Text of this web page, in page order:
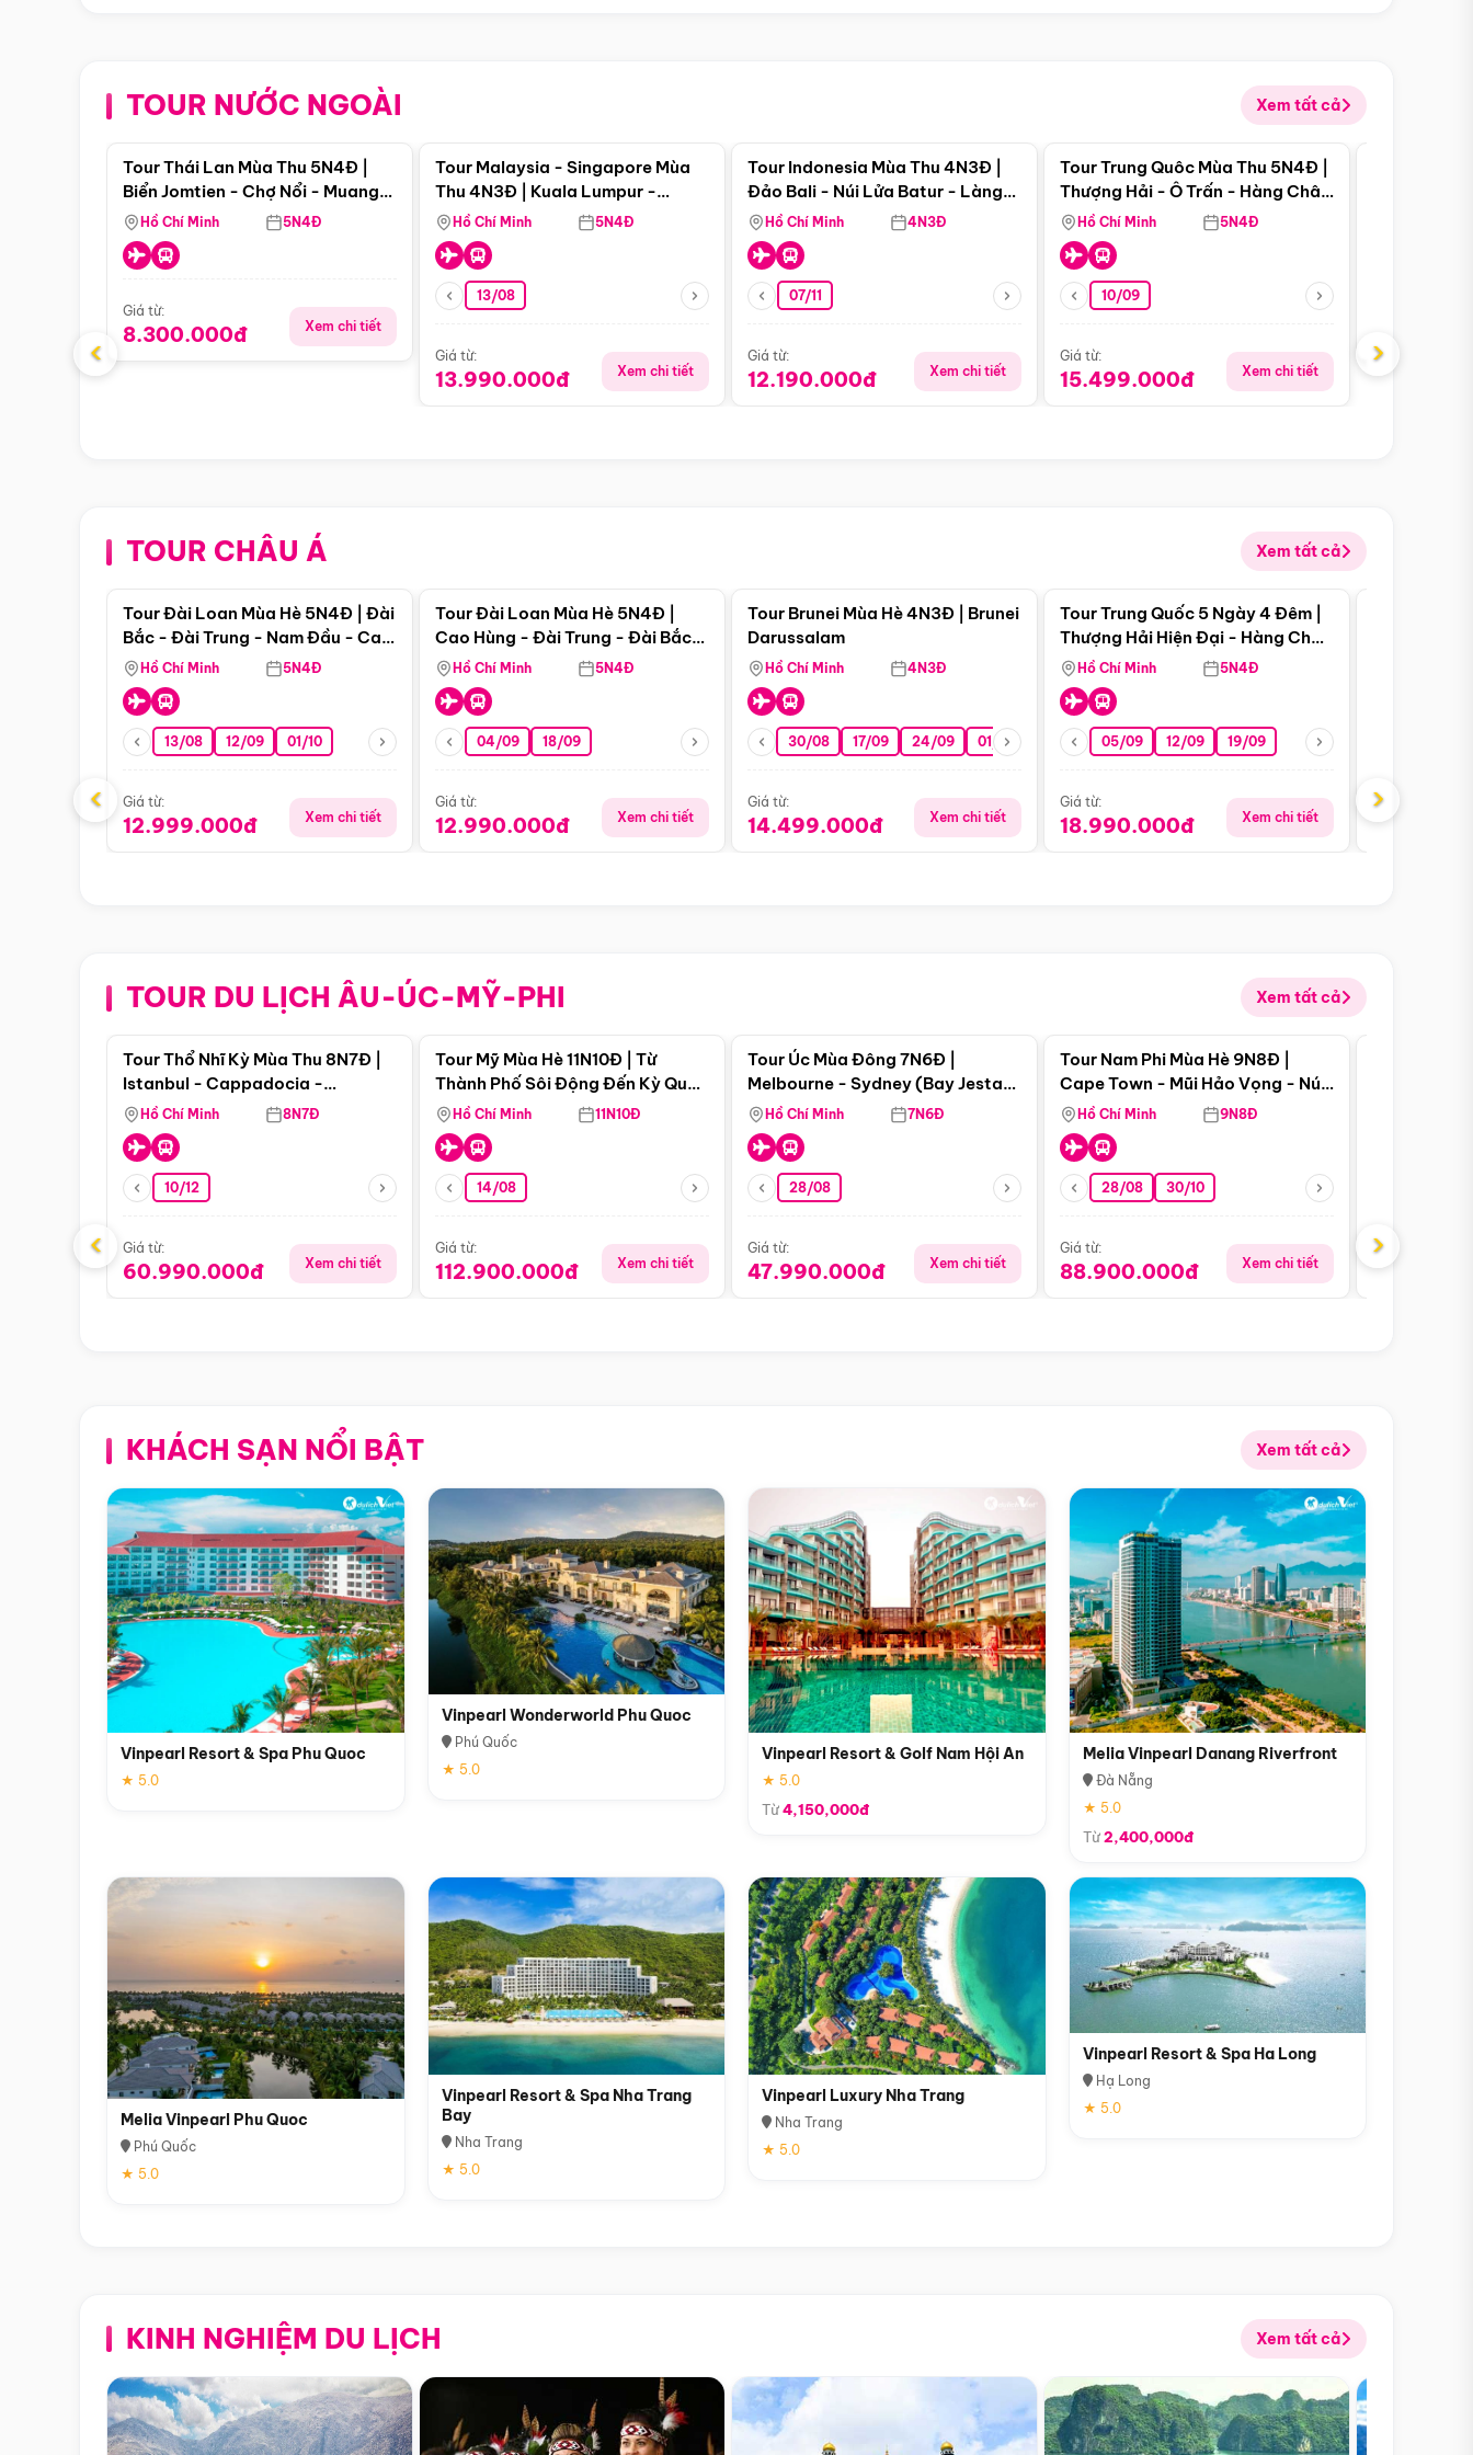
TOUR NƯỚC NGOÀI Xem tất cả
Điểm nổi bật
Tour Thái Lan Mùa Thu 5N4Đ |
Biển Jomtien - Chợ Nổi - Muang
Boran - Suanthai (Bay Vietnam
Airlines)
Hồ Chí Minh 5N4Đ
Giá từ:
8.300.000đ Xem chi tiết
Tour Malaysia - Singapore Mùa
Thu 4N3Đ | Kuala Lumpur -
Malacca - Johor Baru -
Singapore
Hồ Chí Minh 5N4Đ
13/08
Giá từ:
13.990.000đ Xem chi tiết
Tour Indonesia Mùa Thu 4N3Đ |
Đảo Bali - Núi Lửa Batur - Làng
Penglipuran
Hồ Chí Minh 4N3Đ
07/11
Giá từ:
12.190.000đ Xem chi tiết
Điểm nổi bật
Tour Trung Quôc Mùa Thu 5N4Đ |
Thượng Hải - Ô Trấn - Hàng Châu
(Tour Không Shopping)
Hồ Chí Minh 5N4Đ
10/09
Giá từ:
15.499.000đ Xem chi tiết
‹ ›
TOUR CHÂU Á Xem tất cả
Điểm nổi bật
Tour Đài Loan Mùa Hè 5N4Đ | Đài
Bắc - Đài Trung - Nam Đầu - Cao
Hùng ( Bay Vn)
Hồ Chí Minh 5N4Đ
13/08 12/09 01/10
Giá từ:
12.999.000đ Xem chi tiết
Tour Đài Loan Mùa Hè 5N4Đ |
Cao Hùng - Đài Trung - Đài Bắc
(Bay Vj)
Hồ Chí Minh 5N4Đ
04/09 18/09
Giá từ:
12.990.000đ Xem chi tiết
Tour Brunei Mùa Hè 4N3Đ | Brunei
Darussalam
Hồ Chí Minh 4N3Đ
30/08 17/09 24/09 01/10 15/10 29/10
Giá từ:
14.499.000đ Xem chi tiết
Điểm nổi bật
Tour Trung Quốc 5 Ngày 4 Đêm |
Thượng Hải Hiện Đại - Hàng Châu
Nên Thơ - Ô Trấn Cổ Kính
Hồ Chí Minh 5N4Đ
05/09 12/09 19/09
Giá từ:
18.990.000đ Xem chi tiết
Giá từ:
‹ ›
TOUR DU LỊCH ÂU-ÚC-MỸ-PHI Xem tất cả
Điểm nổi bật
Tour Thổ Nhĩ Kỳ Mùa Thu 8N7Đ |
Istanbul - Cappadocia -
Pamukkale
Hồ Chí Minh 8N7Đ
10/12
Giá từ:
60.990.000đ Xem chi tiết
Tour Mỹ Mùa Hè 11N10Đ | Từ
Thành Phố Sôi Động Đến Kỳ Quan
Thiên Nhiên Mỹ
Hồ Chí Minh 11N10Đ
14/08
Giá từ:
112.900.000đ Xem chi tiết
Tour Úc Mùa Đông 7N6Đ |
Melbourne - Sydney (Bay Jestar
Airways)
Hồ Chí Minh 7N6Đ
28/08
Giá từ:
47.990.000đ Xem chi tiết
Điểm nổi bật
Tour Nam Phi Mùa Hè 9N8Đ |
Cape Town - Mũi Hảo Vọng - Núi
Bàn - Johannesburg - Pretoria -
Safari - Lodge
Hồ Chí Minh 9N8Đ
28/08 30/10
Giá từ:
88.900.000đ Xem chi tiết
Giá từ:
‹ ›
KHÁCH SẠN NỔI BẬT Xem tất cả
Vinpearl Resort & Spa Phu Quoc
★ 5.0
Vinpearl Wonderworld Phu Quoc
Phú Quốc
★ 5.0
Vinpearl Resort & Golf Nam Hội An
★ 5.0
Từ4,150,000đ
Melia Vinpearl Danang Riverfront
Đà Nẵng
★ 5.0
Từ2,400,000đ
Melia Vinpearl Phu Quoc
Phú Quốc
★ 5.0
Vinpearl Resort & Spa Nha Trang
Bay
Nha Trang
★ 5.0
Vinpearl Luxury Nha Trang
Nha Trang
★ 5.0
Vinpearl Resort & Spa Ha Long
Hạ Long
★ 5.0
KINH NGHIỆM DU LỊCH Xem tất cả